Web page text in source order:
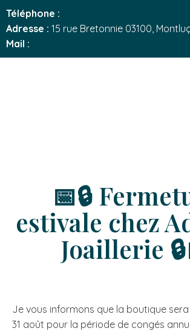
Téléphone :
Adresse : 15 rue Bretonnie 03100,
Mail :
📅🔒
estivale chez
Joaillerie
Je vous informons que la boutique
31 août pour la période de congés